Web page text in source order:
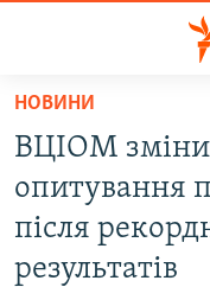
Перейти
основного
матеріалу
Перейти
до
основної
ВОДА.КРИМ
ВІДЕО ТА ФОТО
НОВИНИ
ВЦІОМ
опитування
після
результатів